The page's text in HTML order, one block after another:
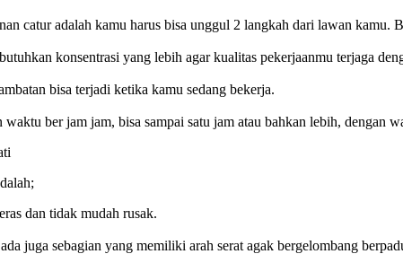
catur adalah kamu harus bisa unggul 2 langkah dari lawan kamu.
konsentrasi yang lebih agar kualitas pekerjaanmu terjaga
bisa terjadi ketika kamu sedang bekerja.
waktu ber jam jam, bisa sampai satu jam atau bahkan lebih, dengan
dan tidak mudah rusak.
juga sebagian yang memiliki arah serat agak bergelombang